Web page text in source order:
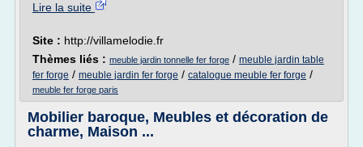
Lire la suite
Site : http://villamelodie.fr
Thèmes liés : meuble jardin tonnelle fer forge / meuble jardin table
fer forge / meuble jardin fer forge / catalogue meuble fer forge /
meuble fer forge paris
Mobilier baroque, Meubles et décoration de
charme, Maison ...